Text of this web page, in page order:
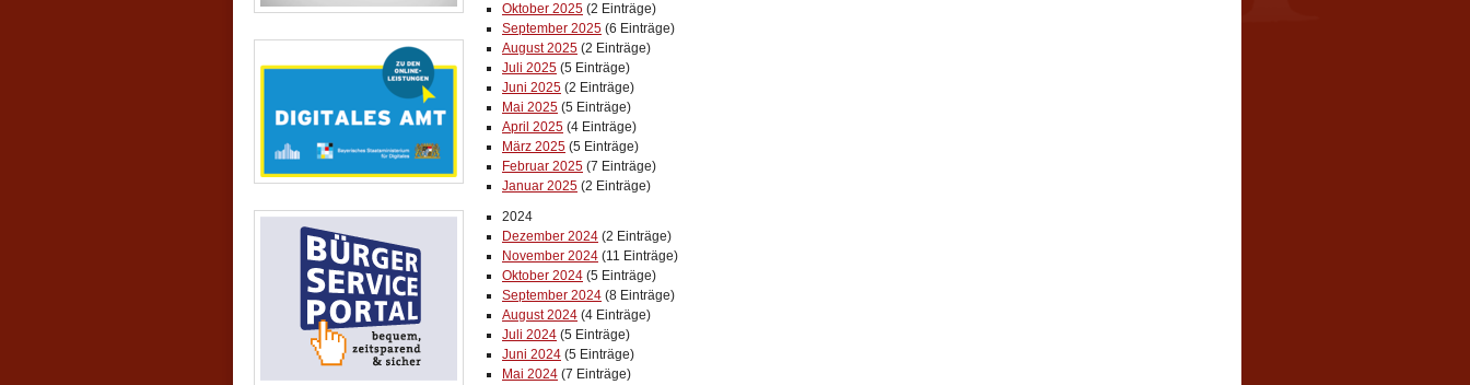
Oktober 2025 (2 Einträge)
September 2025 (6 Einträge)
August 2025 (2 Einträge)
Juli 2025 (5 Einträge)
Juni 2025 (2 Einträge)
Mai 2025 (5 Einträge)
April 2025 (4 Einträge)
März 2025 (5 Einträge)
Februar 2025 (7 Einträge)
Januar 2025 (2 Einträge)
2024
Dezember 2024 (2 Einträge)
November 2024 (11 Einträge)
Oktober 2024 (5 Einträge)
September 2024 (8 Einträge)
August 2024 (4 Einträge)
Juli 2024 (5 Einträge)
Juni 2024 (5 Einträge)
Mai 2024 (7 Einträge)